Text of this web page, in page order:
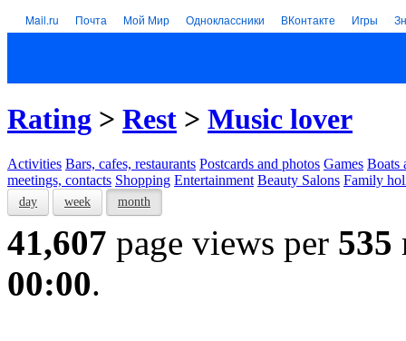
Mail.ru Почта Мой Мир Одноклассники ВКонтакте Игры
Rating > Rest > Music lover
Activities Bars, cafes, restaurants Postcards and photos Games Boats
meetings, contacts Shopping Entertainment Beauty Salons Family
day week month
41,607 page views per 535
00:00.